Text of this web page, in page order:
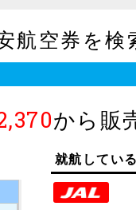
航空券を検
から販
就航してい